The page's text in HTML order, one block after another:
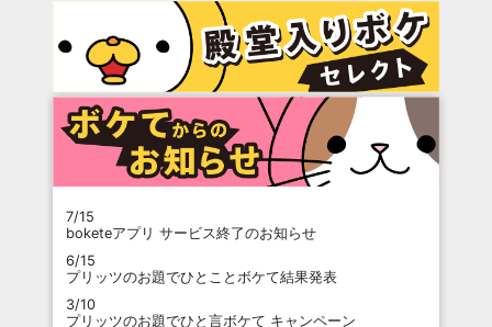
7/15
boketeアプリ サービス終了のお知らせ
6/15
プリッツのお題でひとことボケて結果発表
3/10
プリッツのお題でひと言ボケて キャンペーン